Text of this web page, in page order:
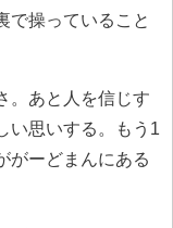
で操っていること
。あと人を信じす
い思いする。もう1
がーどまんにある